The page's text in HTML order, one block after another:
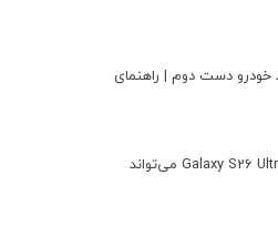
دست دوم | راهنمای
چگونه گوشی Galaxy S26 Ultra می‌تواند